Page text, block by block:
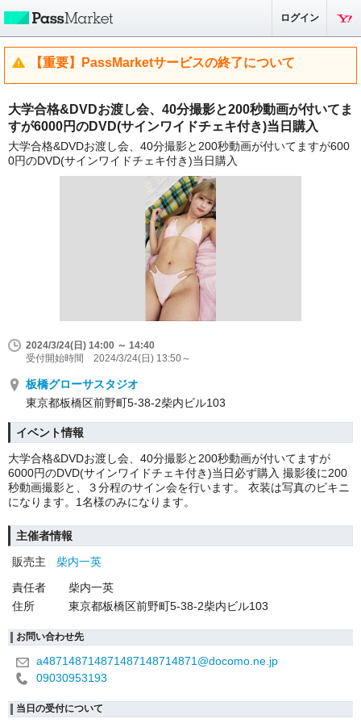
ログイン
【重要】PassMarketサービスの終了について
大学合格&DVDお渡し会、40分撮影と200秒動画が付いてま
すが6000円のDVD(サインワイドチェキ付き)当日購入
大学合格&DVDお渡し会、40分撮影と200秒動画が付いてますが600
0円のDVD(サインワイドチェキ付き)当日購入
2024/3/24(日) 14:00 ～ 14:40
受付開始時間 2024/3/24(日) 13:50～
板橋グローサスタジオ
東京都板橋区前野町5-38-2柴内ビル103
イベント情報
大学合格&DVDお渡し会、40分撮影と200秒動画が付いてますが
6000円のDVD(サインワイドチェキ付き)当日必ず購入 撮影後に200
秒動画撮影と、３分程のサイン会を行います。 衣装は写真のビキニ
になります。1名様のみになります。
主催者情報
販売主
柴内一英
責任者
柴内一英
住所
東京都板橋区前野町5-38-2柴内ビル103
お問い合わせ先
a487148714871487148714871@docomo.ne.jp
09030953193
当日の受付について